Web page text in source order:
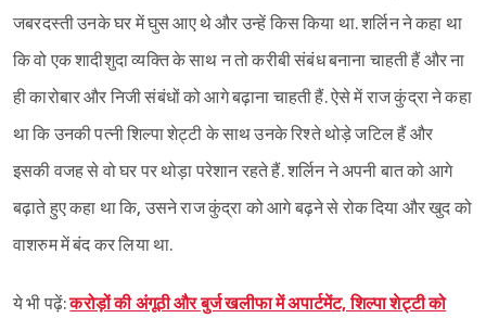
जबरदस्ती उनके घर में घुस आए थे और उन्हें किस किया था. शर्लिन ने कहा था
कि वो एक शादीशुदा व्यक्ति के साथ न तो करीबी संबंध बनाना चाहती हैं और ना
ही कारोबार और निजी संबंधों को आगे बढ़ाना चाहती हैं. ऐसे में राज कुंद्रा ने कहा
था कि उनकी पत्नी शिल्पा शेट्टी के साथ उनके रिश्ते थोड़े जटिल हैं और
इसकी वजह से वो घर पर थोड़ा परेशान रहते हैं. शर्लिन ने अपनी बात को आगे
बढ़ाते हुए कहा था कि, उसने राज कुंद्रा को आगे बढ़ने से रोक दिया और खुद को
वाशरुम में बंद कर लिया था.
ये भी पढ़ें:करोड़ों की अंगूठी और बुर्ज खलीफा में अपार्टमेंट, शिल्पा शेट्टी को